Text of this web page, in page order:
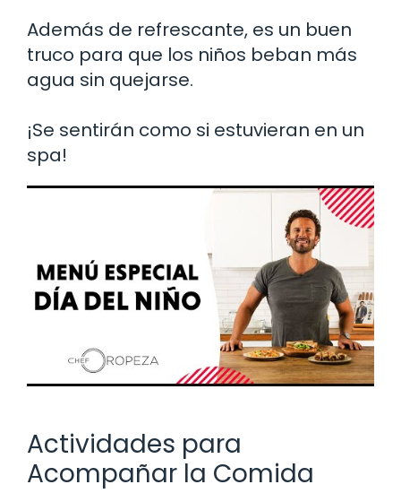
Además de refrescante, es un buen
truco para que los niños beban más
agua sin quejarse.
¡Se sentirán como si estuvieran en un
spa!
Actividades para
Acompañar la Comida